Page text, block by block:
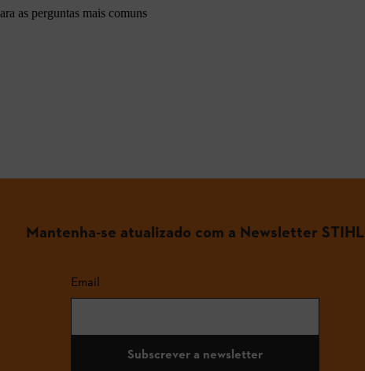
as perguntas mais comuns
Mantenha-se atualizado com a Newsletter STIHL
Email
Subscrever a newsletter